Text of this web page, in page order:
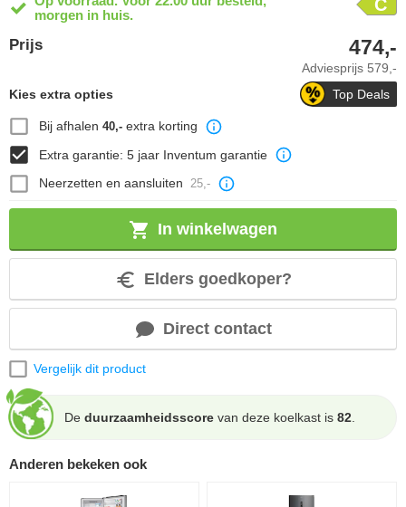
morgen in huis.
C
Prijs
Adviesprijs 579,-
474,-
Top Deals
Kies extra opties
Bij afhalen 40,-extra korting
Extra garantie: 5 jaar Inventum garantie
Neerzetten en aansluiten 25,-
In winkelwagen
Elders goedkoper?
Direct contact
Vergelijk dit product
De duurzaamheidsscore van deze koelkast is 82.
Anderen bekeken ook